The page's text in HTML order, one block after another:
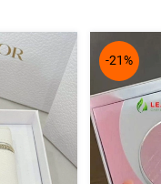
nứt và bong tróc.
màng, phù hợp cho
lợi, tạo cảm giác
-21%